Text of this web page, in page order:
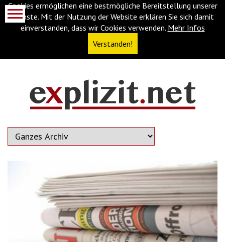
Cookies ermöglichen eine bestmögliche Bereitstellung unserer
Dienste. Mit der Nutzung der Website erklären Sie sich damit
einverstanden, dass wir Cookies verwenden. Mehr Infos
Verstanden!
(Accesskey
'1')Zur